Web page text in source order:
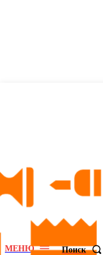
МЕНЮ Поиск